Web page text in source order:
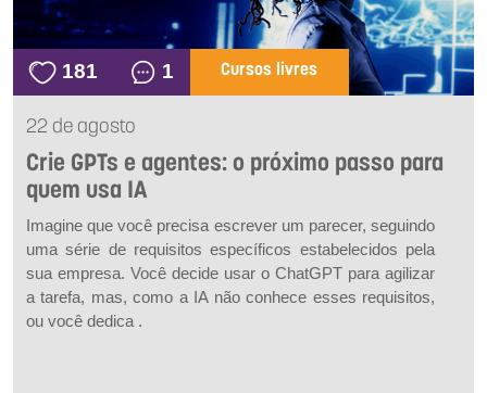
181 1 Cursos livres
22 de agosto
Crie GPTs e agentes: o próximo passo para
quem usa IA
Imagine que você precisa escrever um parecer, seguindo
uma série de requisitos específicos estabelecidos pela
sua empresa. Você decide usar o ChatGPT para agilizar
a tarefa, mas, como a IA não conhece esses requisitos,
ou você dedica .